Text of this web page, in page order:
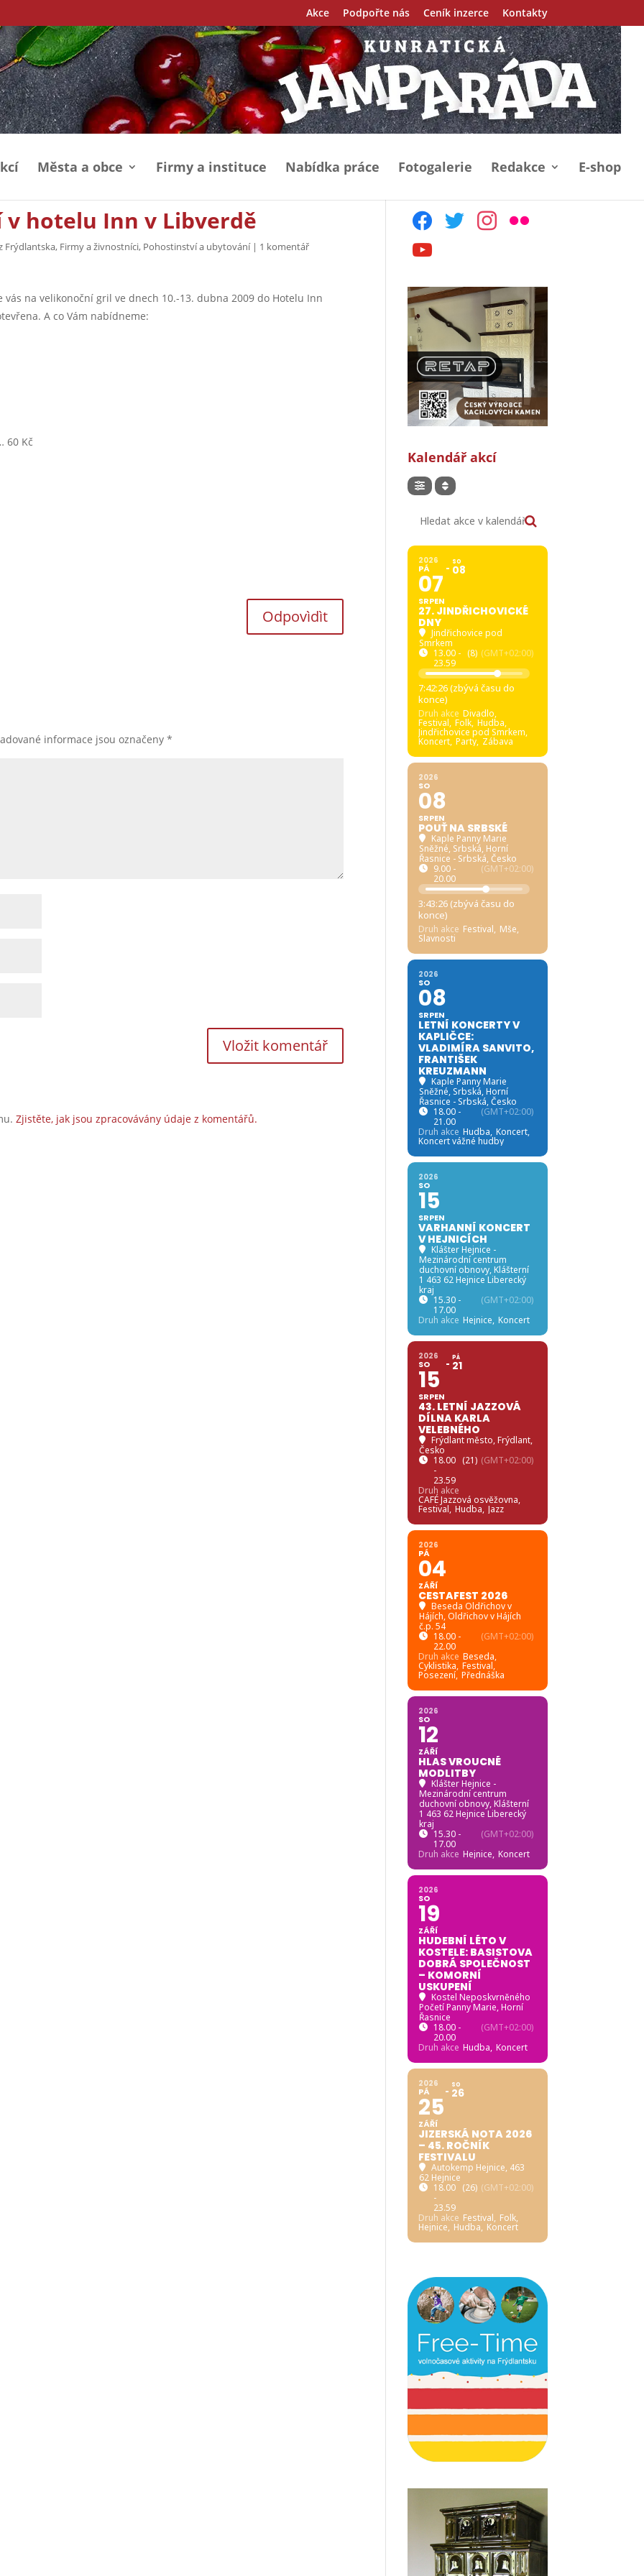
Akce Podpořte nás Ceník inzerce Kontakty
Města a obce Firmy a instituce Nabídka práce Fotogalerie Redakce E-shop
hotelu Inn v Libverdě
Frýdlantska, Firmy a živnostníci, Pohostinství a ubytování| 1 komentář
na velikonoční gril ve dnech 10.-13. dubna 2009 do Hotelu Inn
A co Vám nabídneme:
60 Kč
Odpovìdìt
informace jsou označeny*
Zjistěte, jak jsou zpracovávány údaje z komentářů.
facebooktwitter instagram
flickr
youtube
Kalendář akcí
2026
PÁ
07
SRPEN
SO
08
27. JINDŘICHOVICKÉ
DNY
Jindřichovice pod
Smrkem
13.00 -
23.59
(8) (GMT+02:00)
7:42:25 (zbývá času do
konce)
Druh akce Divadlo,
Festival, Folk, Hudba,
Jindřichovice pod Smrkem,
Koncert, Party, Zábava
2026
SO
08
SRPEN
POUŤ NA SRBSKÉ
Kaple Panny Marie
Sněžné, Srbská, Horní
Řasnice - Srbská, Česko
9.00 -
20.00
(GMT+02:00)
3:43:25 (zbývá času do
konce)
Druh akce Festival, Mše,
Slavnosti
2026
SO
08
SRPEN
LETNÍ KONCERTY V
KAPLIČCE:
VLADIMÍRA SANVITO,
FRANTIŠEK
KREUZMANN
Kaple Panny Marie
Sněžné, Srbská, Horní
Řasnice - Srbská, Česko
18.00 -
21.00
(GMT+02:00)
Druh akce Hudba, Koncert,
Koncert vážné hudby
2026
SO
15
SRPEN
VARHANNÍ KONCERT
V HEJNICÍCH
Klášter Hejnice -
Mezinárodní centrum
duchovní obnovy, Klášterní
1 463 62 Hejnice Liberecký
kraj
15.30 -
17.00
(GMT+02:00)
Druh akce Hejnice, Koncert
2026
SO
15
SRPEN
PÁ
21
43. LETNÍ JAZZOVÁ
DÍLNA KARLA
VELEBNÉHO
Frýdlant město, Frýdlant,
Česko
18.00
-
23.59
(21) (GMT+02:00)
Druh akce
CAFÉ Jazzová osvěžovna,
Festival, Hudba, Jazz
2026
PÁ
04
ZÁŘÍ
CESTAFEST 2026
Beseda Oldřichov v
Hájích, Oldřichov v Hájích
č.p. 54
18.00 -
22.00
(GMT+02:00)
Druh akce Beseda,
Cyklistika, Festival,
Posezení, Přednáška
2026
SO
12
ZÁŘÍ
HLAS VROUCNÉ
MODLITBY
Klášter Hejnice -
Mezinárodní centrum
duchovní obnovy, Klášterní
1 463 62 Hejnice Liberecký
kraj
15.30 -
17.00
(GMT+02:00)
Druh akce Hejnice, Koncert
2026
SO
19
ZÁŘÍ
HUDEBNÍ LÉTO V
KOSTELE: BASISTOVA
DOBRÁ SPOLEČNOST
– KOMORNÍ
USKUPENÍ
Kostel Neposkvrněného
Početí Panny Marie, Horní
Řasnice
18.00 -
20.00
(GMT+02:00)
Druh akce Hudba, Koncert
2026
PÁ
25
ZÁŘÍ
SO
26
JIZERSKÁ NOTA 2026
– 45. ROČNÍK
FESTIVALU
Autokemp Hejnice, 463
62 Hejnice
18.00
-
23.59
(26) (GMT+02:00)
Druh akce Festival, Folk,
Hejnice, Hudba, Koncert